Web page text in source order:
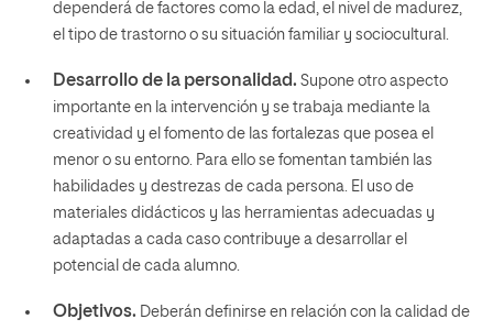
dependerá de factores como la edad, el nivel de madurez,
el tipo de trastorno o su situación familiar y sociocultural.
Desarrollo de la personalidad. Supone otro aspecto
importante en la intervención y se trabaja mediante la
creatividad y el fomento de las fortalezas que posea el
menor o su entorno. Para ello se fomentan también las
habilidades y destrezas de cada persona. El uso de
materiales didácticos y las herramientas adecuadas y
adaptadas a cada caso contribuye a desarrollar el
potencial de cada alumno.
Objetivos. Deberán definirse en relación con la calidad de